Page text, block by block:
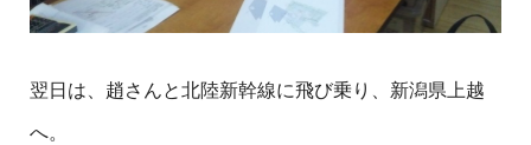
翌日は、趙さんと北陸新幹線に飛び乗り、新潟県上越
へ。